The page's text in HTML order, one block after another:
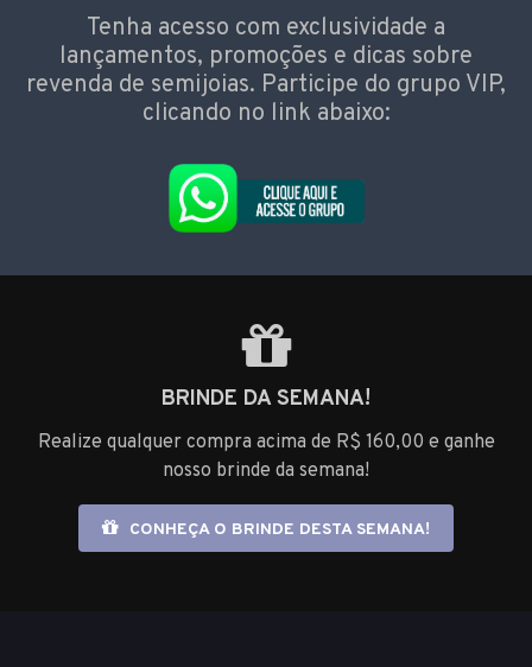
Tenha acesso com exclusividade a
lançamentos, promoções e dicas sobre
revenda de semijoias. Participe do grupo VIP,
clicando no link abaixo:
BRINDE DA SEMANA!
Realize qualquer compra acima de R$ 160,00 e ganhe
nosso brinde da semana!
CONHEÇA O BRINDE DESTA SEMANA!